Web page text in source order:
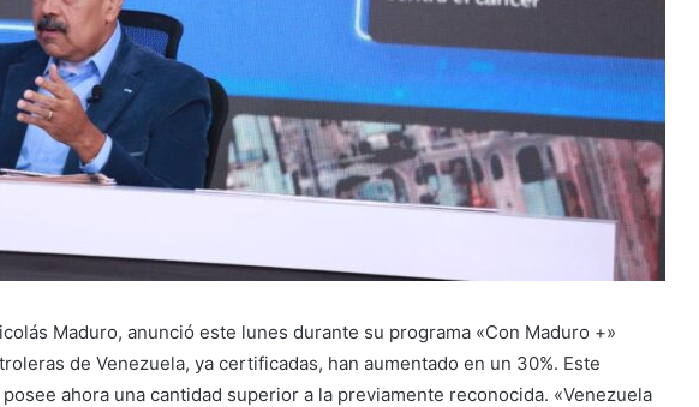
Maduro, anunció este lunes durante su programa «Con Maduro +»
de Venezuela, ya certificadas, han aumentado en un 30%. Este
ahora una cantidad superior a la previamente reconocida. «Venezuela